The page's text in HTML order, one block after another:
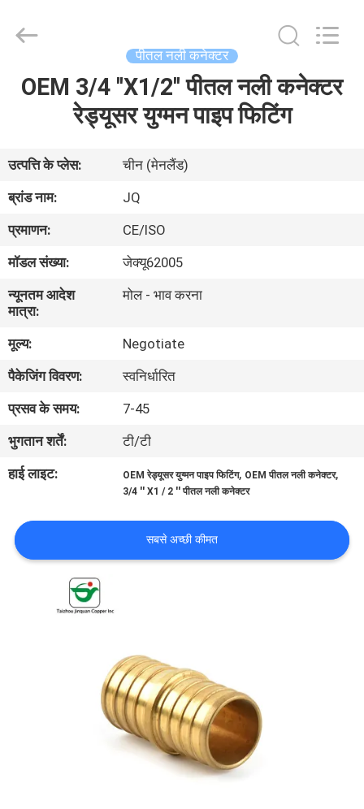
घर
हमारे
बारे
कारखाना
गुणवत्ता
नियंत्रण
संपर्क
समाचार
Reserved.
पीतल नली कनेक्टर
OEM 3/4 ''X1/2'' पीतल नली कनेक्टर
रेड्यूसर युग्मन पाइप फिटिंग
उत्पत्ति के प्लेस:
चीन (मेनलैंड)
ब्रांड नाम:
JQ
प्रमाणन:
CE/ISO
मॉडल संख्या:
जेक्यू62005
न्यूनतम आदेश
मात्रा:
मोल - भाव करना
मूल्य:
Negotiate
पैकेजिंग विवरण:
स्वनिर्धारित
प्रसव के समय:
7-45
भुगतान शर्तें:
टी/टी
हाई लाइट:
OEM रेड्यूसर युग्मन पाइप फिटिंग, OEM पीतल नली कनेक्टर,
3/4 '' X1 / 2 '' पीतल नली कनेक्टर
सबसे अच्छी कीमत